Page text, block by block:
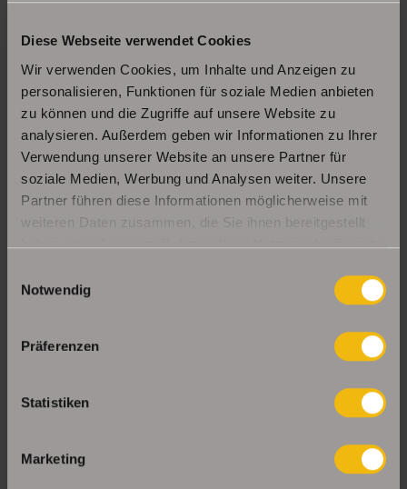
Diese Webseite verwendet Cookies
Wir verwenden Cookies, um Inhalte und Anzeigen zu
personalisieren, Funktionen für soziale Medien anbieten
zu können und die Zugriffe auf unsere Website zu
analysieren. Außerdem geben wir Informationen zu Ihrer
Verwendung unserer Website an unsere Partner für
soziale Medien, Werbung und Analysen weiter. Unsere
Partner führen diese Informationen möglicherweise mit
weiteren Daten zusammen, die Sie ihnen bereitgestellt
haben oder die sie im Rahmen Ihrer Nutzung der Dienste
Notwendig
Präferenzen
Statistiken
Marketing
Schöne Erdgeschosswohnung mit Balkon in
Erfurt Daberstedt
Moderne, bezugsbereite 1Raumwohnung mit
Einbauküche & Stellplatz
UNSERE PARTNER & AUSZEICHNUNGEN